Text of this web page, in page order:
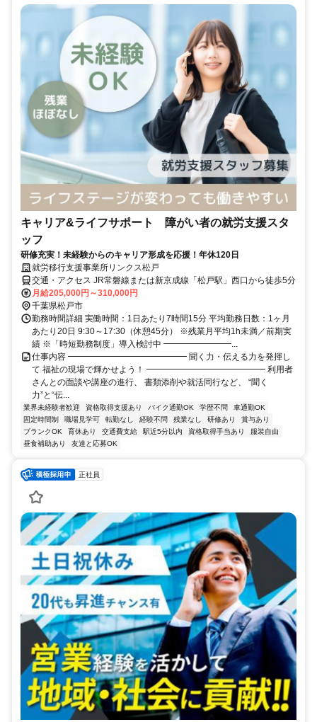
キャリア&ライフサポート 障がい者の就労支援スタ
ッフ
研修充実！未経験からのキャリア形成を応援！年休120日
就労移行支援事業所リンクス松戸
交通・アクセス JR常磐線または新京成線「松戸駅」西口から徒歩5分
月給205,000円～310,000円
千葉県松戸市
勤務時間詳細 実働時間：1日あたり7時間15分 平均勤務日数：1ヶ月
あたり20日 9:30～17:30（休憩45分） ※残業月平均1h未満／前期実
績 ※「時短勤務制度」導入検討中 ━━━━━━━━...
仕事内容 ━━━━━━━━━━━━━━ 聞く力・伝える力を発揮し
て 福祉の現場で輝かせよう！ ━━━━━━━━━━━━━━ 利用者
さんとの面談や講座の進行、 書類添削や就活同行など、 “聞く
力”と“伝...
業界未経験者歓迎 資格取得支援あり バイク通勤OK 学歴不問
車通勤OK
固定時間制
職場見学可 転勤なし 経験不問 残業なし 研修あり
賞与あり
ブランクOK
育休あり 交通費支給 駅近5分以内 資格取得手当あり
服装自由
昼食補助あり
友達と応募OK
正社員